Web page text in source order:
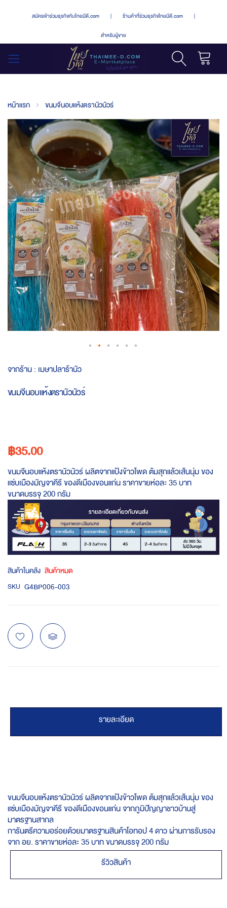
สมัครเข้าร่วมธุรกิจกับไทยมีดี.com | ร้านค้าที่ร่วมธุรกิจไทยมีดี.com |
สำหรับผู้ขาย
หน้าแรก ขนมจีนอบแห้งตรานัวนัวร์
Skip
to
the
the
images
gallery
to
beginning
จากร้าน : เมษาปลาร้านัว
ขนมจีนอบแห้งตรานัวนัวร์
฿35.00
ขนมจีนอบแห้งตรานัวนัวร์ ผลิตจากแป้งข้าวโพด ต้มสุกแล้วเส้นนุ่ม ของ
แซ่บเมืองมัญจาคีรี ของดีเมืองขอนแก่น ราคาขายห่อละ 35 บาท
ขนาดบรรจุ 200 กรัม
สินค้าในคลัง สินค้าหมด
SKU G4BP006-003
รายละเอียด
ขนมจีนอบแห้งตรานัวนัวร์ ผลิตจากแป้งข้าวโพด ต้มสุกแล้วเส้นนุ่ม ของ
แซ่บเมืองมัญจาคีรี ของดีเมืองขอนแก่น จากภูมิปัญญาชาวบ้านสู่
มาตรฐานสากล
การันตรีความอร่อยด้วยมาตรฐานสินค้าโอทอป 4 ดาว ผ่านการรับรอง
จาก อย. ราคาขายห่อละ 35 บาท ขนาดบรรจุ 200 กรัม
รีวิวสินค้า